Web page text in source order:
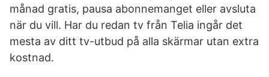
månad gratis, pausa abonnemanget eller avsluta
när du vill. Har du redan tv från Telia ingår det
mesta av ditt tv-utbud på alla skärmar utan extra
kostnad.